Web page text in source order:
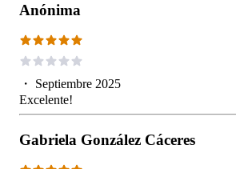
Anónima
・ Septiembre 2025
Excelente!
Gabriela González Cáceres